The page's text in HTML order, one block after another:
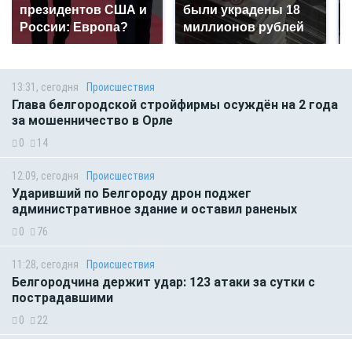
президентов США и
России: Европа?
были украдены 18
миллионов рублей
13:31, сегодня Происшествия
Глава белгородской стройфирмы осуждён на 2 года
за мошенничество в Орле
0 14
12:09, сегодня Происшествия
Ударивший по Белгороду дрон поджег
административное здание и оставил раненых
0 76
11:28, сегодня Происшествия
Белгородчина держит удар: 123 атаки за сутки с
пострадавшими
0 22